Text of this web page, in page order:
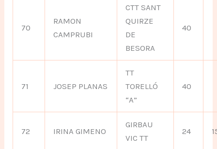
70
RAMON
CAMPRUBI
CTT SANT
QUIRZE
DE
BESORA
40
71 JOSEP PLANAS
TT
TORELLÓ
“A”
40
72 IRINA GIMENO
GIRBAU
VIC TT
24